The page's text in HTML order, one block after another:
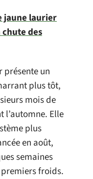
jaune laurier
des
présente un
plus tôt,
mois de
l’automne. Elle
plus
en août,
semaines
froids.